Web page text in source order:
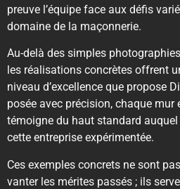
preuve l’équipe face aux défis
domaine de la maçonnerie.
Au-delà des simples
les réalisations concrètes offrent
niveau d’excellence que propose
posée avec précision, chaque mur
témoigne du haut standard
cette entreprise expérimentée.
Ces exemples concrets ne sont
vanter les mérites passés ; ils